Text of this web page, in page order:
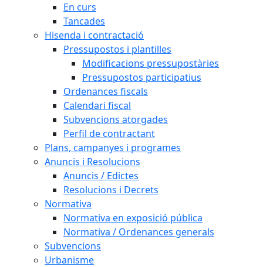
En curs
Tancades
Hisenda i contractació
Pressupostos i plantilles
Modificacions pressupostàries
Pressupostos participatius
Ordenances fiscals
Calendari fiscal
Subvencions atorgades
Perfil de contractant
Plans, campanyes i programes
Anuncis i Resolucions
Anuncis / Edictes
Resolucions i Decrets
Normativa
Normativa en exposició pública
Normativa / Ordenances generals
Subvencions
Urbanisme